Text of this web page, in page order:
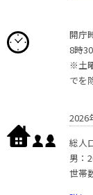
開庁
8時
※土
でを
2026
総人
男：
世帯